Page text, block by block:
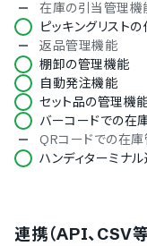
在庫の引当管理機
ピッキングリスト
返品管理機能
棚卸の管理機能
自動発注機能
セット品の管理機
バーコードでの在
QRコードでの在
ハンディターミナ
在庫データのCSV
連携（API、CSV